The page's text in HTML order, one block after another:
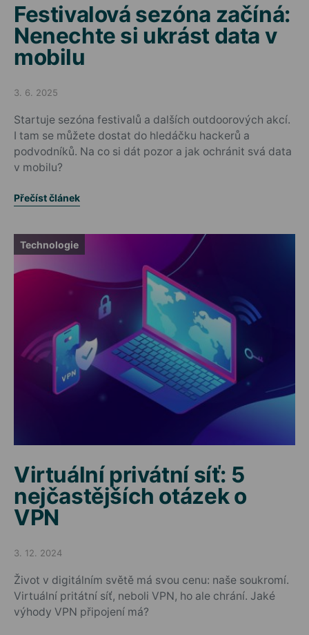
Festivalová sezóna začíná:
Nenechte si ukrást data v
mobilu
Posted on
3. 6. 2025
Startuje sezóna festivalů a dalších outdoorových akcí.
I tam se můžete dostat do hledáčku hackerů a
podvodníků. Na co si dát pozor a jak ochránit svá data
v mobilu?
Přečíst článek
Technologie
Virtuální privátní síť: 5
nejčastějších otázek o
VPN
Posted on
3. 12. 2024
Život v digitálním světě má svou cenu: naše soukromí.
Virtuální pritátní síť, neboli VPN, ho ale chrání. Jaké
výhody VPN připojení má?